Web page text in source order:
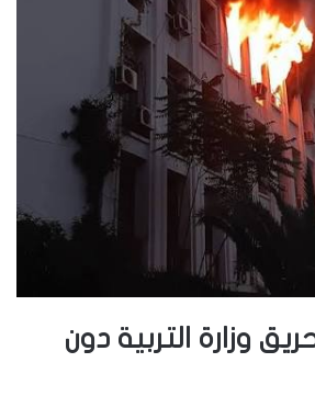
وزارة التربية دون